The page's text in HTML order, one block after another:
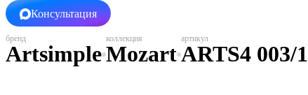
Консультация
ArtsimpleMozartARTS4 003/1